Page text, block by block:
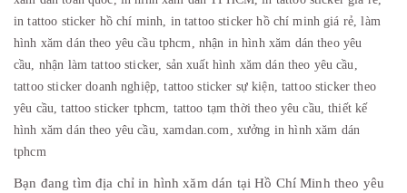
in tattoo sticker hồ chí minh, in tattoo sticker hồ chí minh giá rẻ,làm
hình xăm dán theo yêu cầu tphcm, nhận in hình xăm dán theo yêu
cầu, nhận làm tattoo sticker, sản xuất hình xăm dán theo yêu cầu,
tattoo sticker doanh nghiệp,tattoo sticker sự kiện, tattoo sticker theo
yêu cầu,tattoo sticker tphcm, tattoo tạm thời theo yêu cầu,thiết kế
hình xăm dán theo yêu cầu,xamdan.com, xưởng in hình xăm dán
tphcm
Bạn đang tìm địa chỉ in hình xăm dán tại Hồ Chí Minh theo yêu